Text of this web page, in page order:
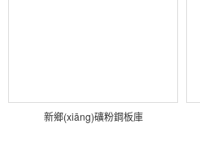
新鄉(xiāng)礦粉鋼板庫